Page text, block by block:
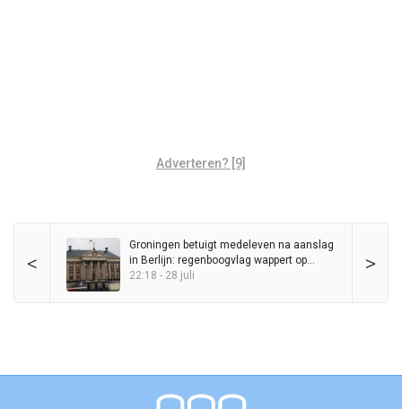
Adverteren? [9]
< >
Groningen betuigt medeleven na aanslag
in Berlijn: regenboogvlag wappert op
Stadhuis
22:18 - 28 juli